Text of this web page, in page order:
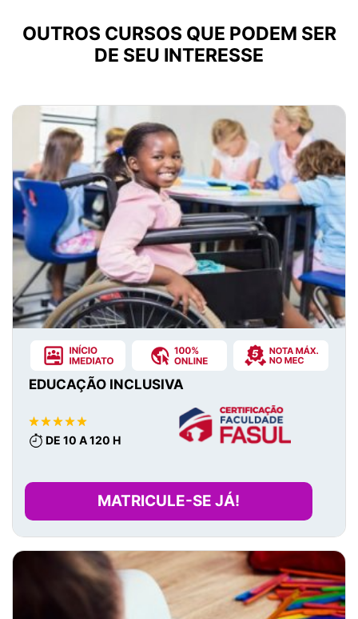
OUTROS CURSOS QUE PODEM SER
DE SEU INTERESSE
EDUCAÇÃO INCLUSIVA
DE 10 A 120 H
MATRICULE-SE JÁ!